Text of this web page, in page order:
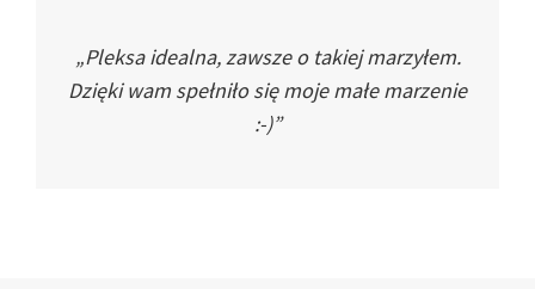
„Pleksa idealna, zawsze o takiej marzyłem.
Dzięki wam spełniło się moje małe marzenie
:-)”